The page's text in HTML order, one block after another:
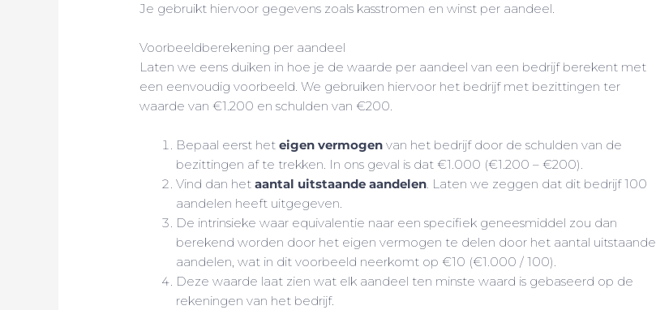
Je gebruikt hiervoor gegevens zoals kasstromen en winst per aandeel.
Voorbeeldberekening per aandeel
Laten we eens duiken in hoe je de waarde per aandeel van een bedrijf berekent met
een eenvoudig voorbeeld. We gebruiken hiervoor het bedrijf met bezittingen ter
waarde van €1.200 en schulden van €200.
Bepaal eerst heteigen vermogen van het bedrijf door de schulden van de
bezittingen af te trekken. In ons geval is dat €1.000 (€1.200 – €200).
Vind dan hetaantal uitstaande aandelen. Laten we zeggen dat dit bedrijf 100
aandelen heeft uitgegeven.
De intrinsieke waar equivalentie naar een specifiek geneesmiddel zou dan
berekend worden door het eigen vermogen te delen door het aantal uitstaande
aandelen, wat in dit voorbeeld neerkomt op €10 (€1.000 / 100).
Deze waarde laat zien wat elk aandeel ten minste waard is gebaseerd op de
rekeningen van het bedrijf.